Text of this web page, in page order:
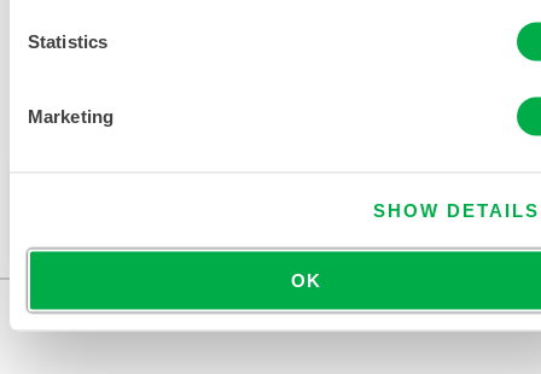
Statistics
Marketing
SHOW DETAILS
OK
Disponible en estas regiones de venta: OCEANÍA.
cambiar su región en la parte superior de la página.